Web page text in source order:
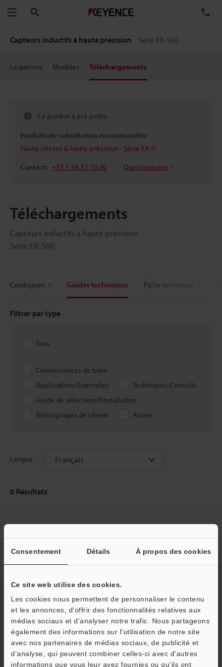
Consentement Détails À propos des cookies
Ce site web utilise des cookies.
Les cookies nous permettent de personnaliser le contenu
et les annonces, d'offrir des fonctionnalités relatives aux
médias sociaux et d'analyser notre trafic. Nous partageons
également des informations sur l'utilisation de notre site
avec nos partenaires de médias sociaux, de publicité et
d'analyse, qui peuvent combiner celles-ci avec d'autres
informations que vous leur avez fournies ou qu'ils ont
Menu
Capteurs inductifs à haute précision Série EX-500
La gamme Modèles Téléchargements
Ce produit a été arrêté.
Produits de substitution recommandés:
Haute vitesse & haute précision - Série EX-V
Contact: +33 1 56 37 78 00 Questionnaire
Téléchargements
Capteurs inductifs à haute précision
Série EX-500
Catalogues Guides techniques Fiche technique
Filtrer par type
Tous
Connaissances de base
Applications/Exemples
Techniques/Conseils
Guide de sélection/d’installation
Témoignages de clients
Autres
Langue Français
0 Résultats
inductifs à haute précision
Téléchargements
Créez votre compte KEYENCE
Inscrivez-vous maintenant!
Abonnement à la lettre
d'information
Service / SAV